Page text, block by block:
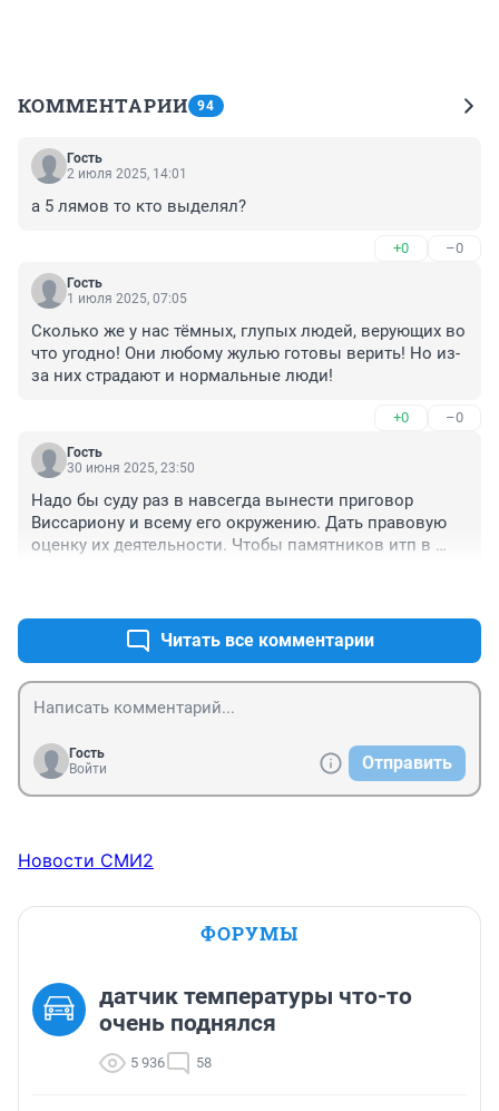
КОММЕНТАРИИ 94
Гость
2 июля 2025, 14:01
а 5 лямов то кто выделял?
+0 –0
Гость
1 июля 2025, 07:05
Сколько же у нас тёмных, глупых людей, верующих во
что угодно! Они любому жулью готовы верить! Но из-
за них страдают и нормальные люди!
+0 –0
Гость
30 июня 2025, 23:50
Надо бы суду раз в навсегда вынести приговор
Виссариону и всему его окружению. Дать правовую
оценку их деятельности. Чтобы памятников итп в
Читать все комментарии
Гость
Войти
Отправить
Новости СМИ2
ФОРУМЫ
датчик температуры что-то
очень поднялся
5 936 58